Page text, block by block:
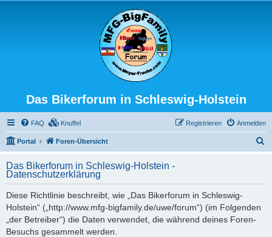
Das Bikerforum in Schleswig-Holstein
FAQ Knuffel Anmelden
Registrieren
Portal Foren-Übersicht
h
Das Bikerforum in Schleswig-Holstein -
Datenschutzerklärung
Diese Richtlinie beschreibt, wie „Das Bikerforum in Schleswig-
Holstein“ („http://www.mfg-bigfamily.de/uwe/forum“) (im Folgenden
„der Betreiber“) die Daten verwendet, die während deines Foren-
Besuchs gesammelt werden.